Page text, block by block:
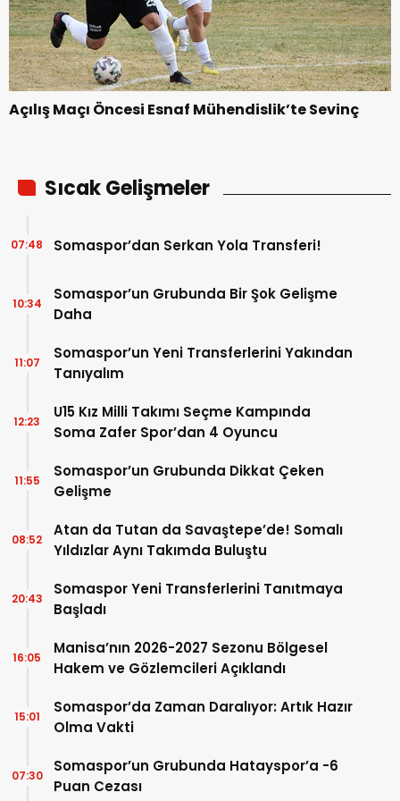
Açılış Maçı Öncesi Esnaf Mühendislik’te Sevinç
Sıcak Gelişmeler
Somaspor’dan Serkan Yola Transferi!
07:48
Somaspor’un Grubunda Bir Şok Gelişme
Daha
10:34
Somaspor’un Yeni Transferlerini Yakından
Tanıyalım
11:07
U15 Kız Milli Takımı Seçme Kampında
Soma Zafer Spor’dan 4 Oyuncu
12:23
Somaspor’un Grubunda Dikkat Çeken
Gelişme
11:55
Atan da Tutan da Savaştepe’de! Somalı
Yıldızlar Aynı Takımda Buluştu
08:52
Somaspor Yeni Transferlerini Tanıtmaya
Başladı
20:43
Manisa’nın 2026-2027 Sezonu Bölgesel
Hakem ve Gözlemcileri Açıklandı
16:05
Somaspor’da Zaman Daralıyor: Artık Hazır
Olma Vakti
15:01
Somaspor’un Grubunda Hatayspor’a -6
Puan Cezası
07:30